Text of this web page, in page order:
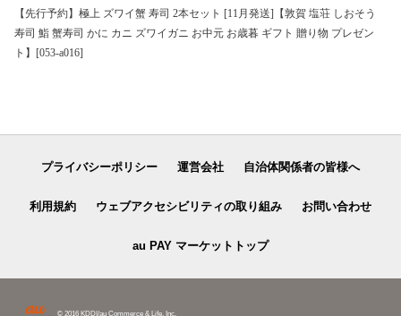
【先行予約】極上 ズワイ蟹 寿司 2本セット [11月発送]【敦賀 塩荘 しおそう
寿司 鮨 蟹寿司 かに カニ ズワイガニ お中元 お歳暮 ギフト 贈り物 プレゼン
ト】[053-a016]
プライバシーポリシー 運営会社 自治体関係者の皆様へ
利用規約 ウェブアクセシビリティの取り組み お問い合わせ
au PAY マーケットトップ
© 2016 KDDI/au Commerce & Life, Inc.